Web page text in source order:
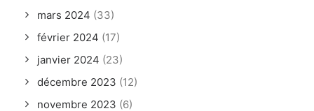
mars 2024 (33)
février 2024 (17)
janvier 2024 (23)
décembre 2023 (12)
novembre 2023 (6)